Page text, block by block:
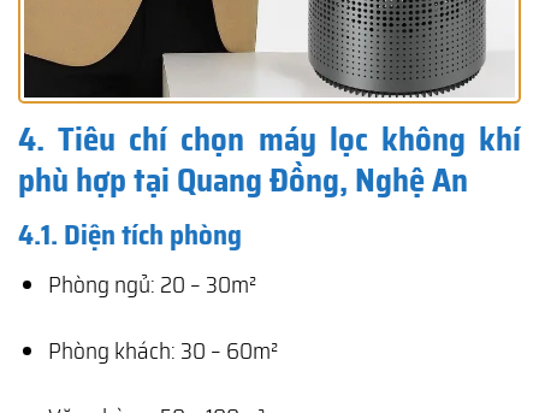
4. Tiêu chí chọn máy lọc không khí
phù hợp tại Quang Đồng, Nghệ An
4.1. Diện tích phòng
Phòng ngủ: 20 – 30m²
Phòng khách: 30 – 60m²